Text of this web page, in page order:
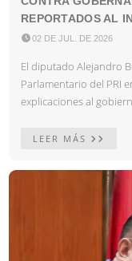
REPORTADOS AL
02 DE JUL. DE 2026
El diputado Alejandro
Parlamentario del PRI
explicaciones al
LEER MÁS